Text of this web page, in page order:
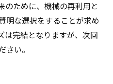
のために、機械の再利用と
明な選択をすることが求め
は完結となりますが、次回
さい。